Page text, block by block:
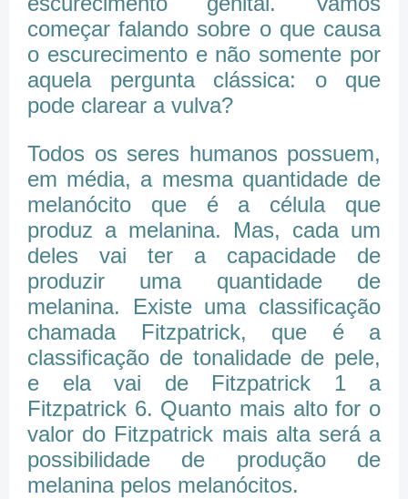
começar falando sobre o que causa
o escurecimento e não somente por
aquela pergunta clássica: o que
pode clarear a vulva?
Todos os seres humanos possuem,
em média, a mesma quantidade de
melanócito que é a célula que
produz a melanina. Mas, cada um
deles vai ter a capacidade de
produzir uma quantidade de
melanina. Existe uma classificação
chamada Fitzpatrick, que é a
classificação de tonalidade de pele,
e ela vai de Fitzpatrick 1 a
Fitzpatrick 6. Quanto mais alto for o
valor do Fitzpatrick mais alta será a
possibilidade de produção de
melanina pelos melanócitos.